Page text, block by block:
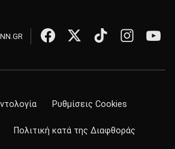
Ρυθμίσεις Cookies
Πολιτική κατά της Διαφθοράς